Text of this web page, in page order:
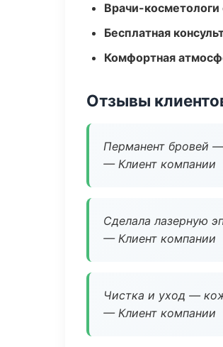
Врачи-
Бесплатная
Комфортная
Отзывы
Перманент бровей
— Клиент компании
Сделала лазерную
— Клиент компании
Чистка и уход —
— Клиент компании